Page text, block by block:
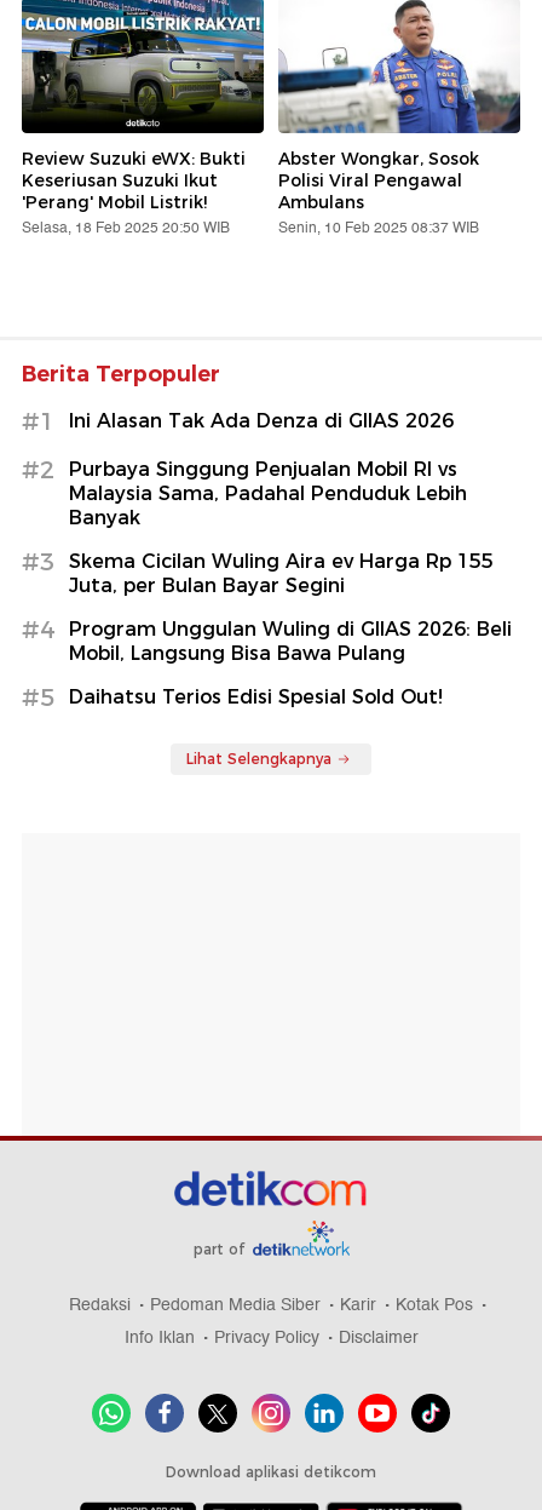
Review Suzuki eWX: Bukti
Keseriusan Suzuki Ikut
'Perang' Mobil Listrik!
Selasa, 18 Feb 2025 20:50 WIB
Abster Wongkar, Sosok
Polisi Viral Pengawal
Ambulans
Senin, 10 Feb 2025 08:37 WIB
Berita Terpopuler
#1 Ini Alasan Tak Ada Denza di GIIAS 2026
#2
Purbaya Singgung Penjualan Mobil RI vs
Malaysia Sama, Padahal Penduduk Lebih
Banyak
#3
Skema Cicilan Wuling Aira ev Harga Rp 155
Juta, per Bulan Bayar Segini
#4
Program Unggulan Wuling di GIIAS 2026: Beli
Mobil, Langsung Bisa Bawa Pulang
#5 Daihatsu Terios Edisi Spesial Sold Out!
Lihat Selengkapnya
part of
Redaksi Pedoman Media Siber Karir
Kotak Pos
Info Iklan
Privacy Policy Disclaimer
Download aplikasi detikcom